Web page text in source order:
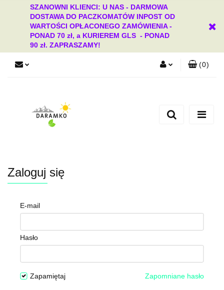
SZANOWNI KLIENCI: U NAS - DARMOWA
DOSTAWA DO PACZKOMATÓW INPOST OD
WARTOŚCI OPŁACONEGO ZAMÓWIENIA -
PONAD 70 zł, a KURIEREM GLS - PONAD
90 zł. ZAPRASZAMY!
Dodaj zgłoszenie
(0)
Zaloguj się
E-mail
Hasło
Zapamiętaj Zapomniane hasło